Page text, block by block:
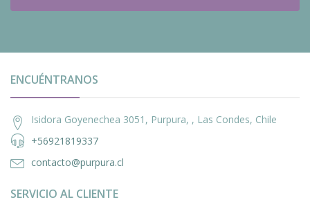
ENCUÉNTRANOS
Isidora Goyenechea 3051, Purpura, , Las Condes, Chile
+56921819337
contacto@purpura.cl
SERVICIO AL CLIENTE